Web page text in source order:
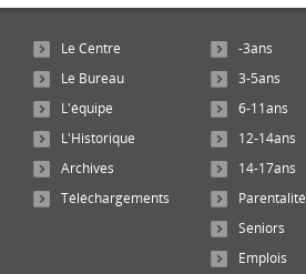
Le Centre
Le Bureau
L'équipe
L'Historique
Archives
Téléchargements
-3ans
3-5ans
6-11ans
12-14ans
14-17ans
Parentalité
Seniors
Emplois